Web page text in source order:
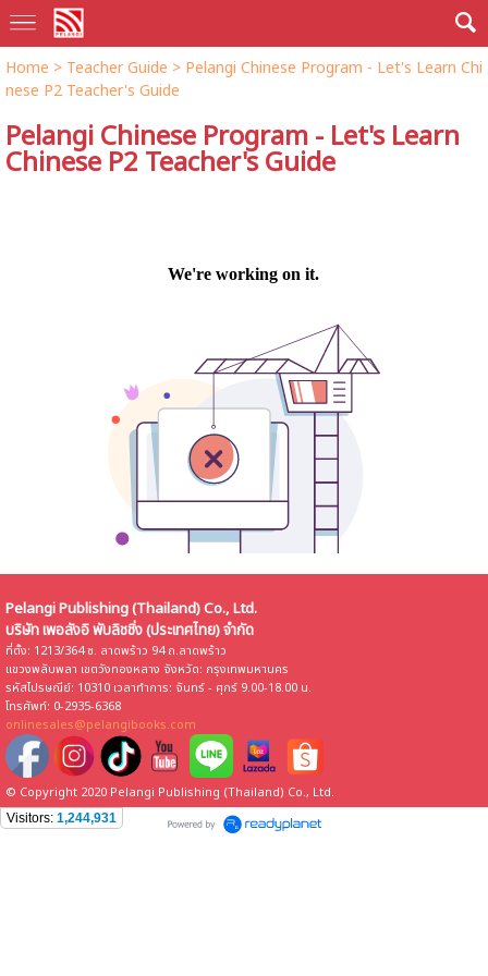
Home > Teacher Guide > Pelangi Chinese Program - Let's Learn Chi
nese P2 Teacher's Guide
Pelangi Chinese Program - Let's Learn
Chinese P2 Teacher's Guide
Pelangi Publishing (Thailand) Co., Ltd.
บริษัท เพอลังอิ พับลิชชิ่ง (ประเทศไทย) จำกัด
ที่ตั้ง: 1213/364 ซ. ลาดพร้าว 94 ถ.ลาดพร้าว
แขวงพลับพลา เขตวังทองหลาง จังหวัด: กรุงเทพมหานคร
รหัสไปรษณีย์: 10310 เวลาทำการ: จันทร์ - ศุกร์ 9.00-18.00 น.
โทรศัพท์: 0-2935-6368
onlinesales@pelangibooks.com
© Copyright 2020 Pelangi Publishing (Thailand) Co., Ltd.
Visitors: 1,244,931